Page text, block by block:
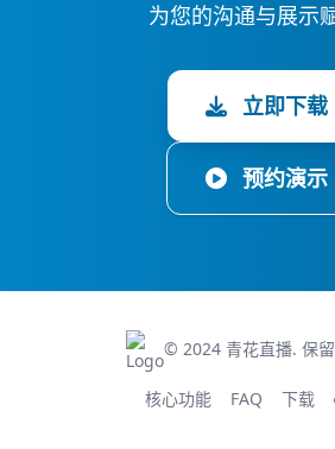
为您的沟通与展示
立即下载
预约演示
© 2024 青花直播. 保
核心功能 FAQ 下载